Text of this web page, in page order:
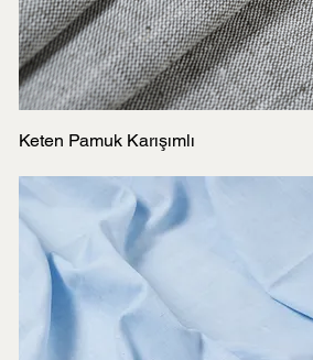
Keten Pamuk Karışımlı